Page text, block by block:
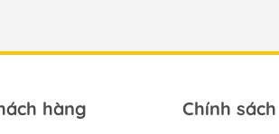
hàng Chính sách